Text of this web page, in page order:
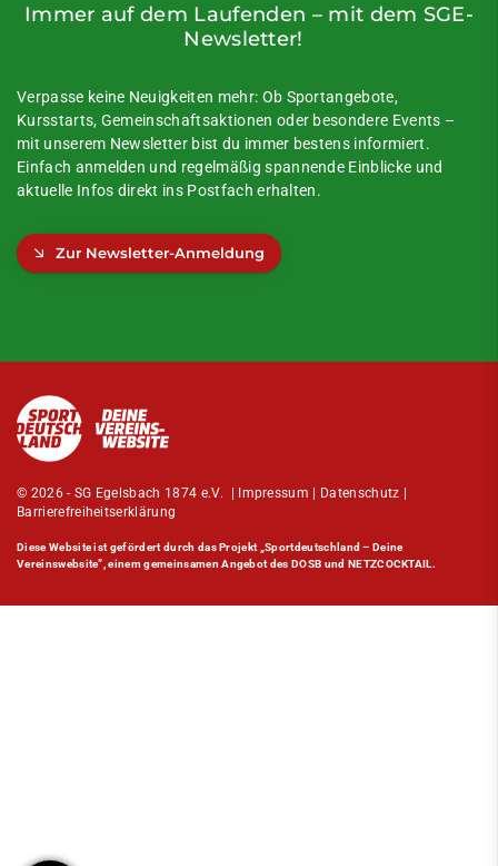
Immer auf dem Laufenden – mit dem SGE-
Newsletter!
Verpasse keine Neuigkeiten mehr: Ob Sportangebote,
Kursstarts, Gemeinschaftsaktionen oder besondere Events –
mit unserem Newsletter bist du immer bestens informiert.
Einfach anmelden und regelmäßig spannende Einblicke und
aktuelle Infos direkt ins Postfach erhalten.
Zur Newsletter-Anmeldung
© 2026 - SG Egelsbach 1874 e.V. | Impressum | Datenschutz |
Barrierefreiheitserklärung
Diese Website ist gefördert durch das Projekt„Sportdeutschland – Deine
Vereinswebsite”, einem gemeinsamen Angebot des DOSB und NETZCOCKTAIL.